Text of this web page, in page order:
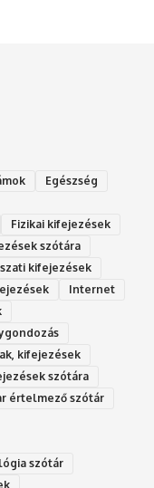
Egészség
Fizikai kifejezések
szótára
kifejezések
Internet
kifejezések
szótára
értelmező szótár
Ps‮gólohciz‬ia s‮átóz‬r